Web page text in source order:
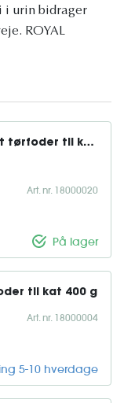
i urin bidrager
ROYAL
tørfoder til kat
Art. nr. 18000020
På lager
til kat 400 g
Art. nr. 18000004
5-10 hverdage